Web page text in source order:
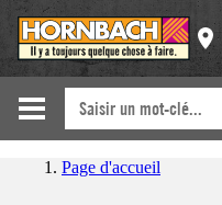
Page d'accueil